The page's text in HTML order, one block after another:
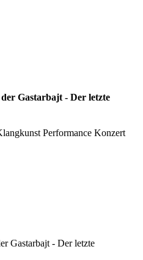
Gastarbajt - Der letzte
Performance Konzert
Gastarbajt - Der letzte